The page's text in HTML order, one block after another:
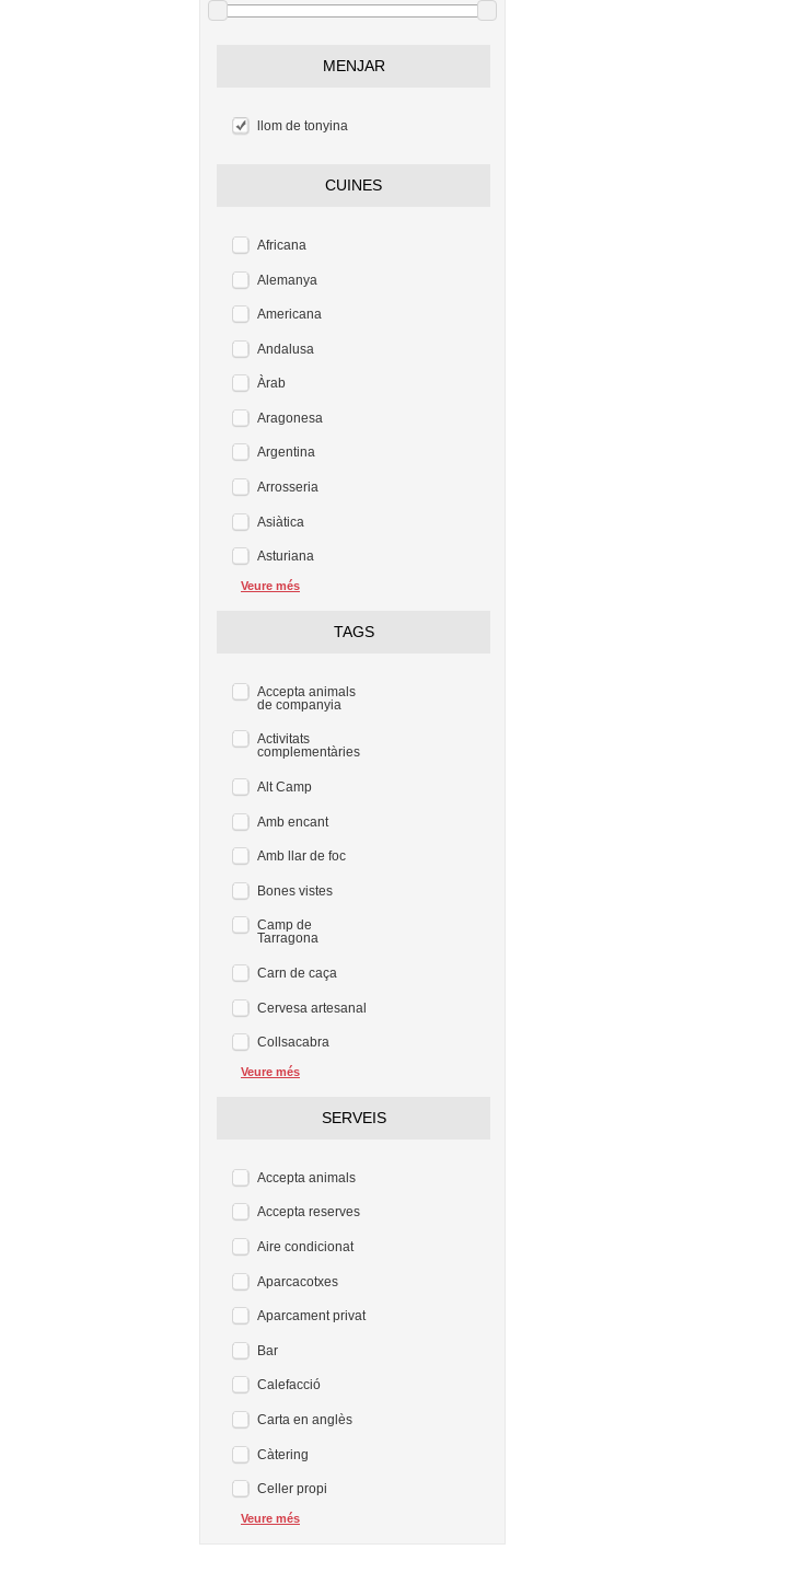
MENJAR
llom de tonyina
CUINES
Africana
Alemanya
Americana
Andalusa
Àrab
Aragonesa
Argentina
Arrosseria
Asiàtica
Asturiana
Veure més
TAGS
Accepta animals
de companyia
Activitats
complementàries
Alt Camp
Amb encant
Amb llar de foc
Bones vistes
Camp de
Tarragona
Carn de caça
Cervesa artesanal
Collsacabra
Veure més
SERVEIS
Accepta animals
Accepta reserves
Aire condicionat
Aparcacotxes
Aparcament privat
Bar
Calefacció
Carta en anglès
Càtering
Celler propi
Veure més